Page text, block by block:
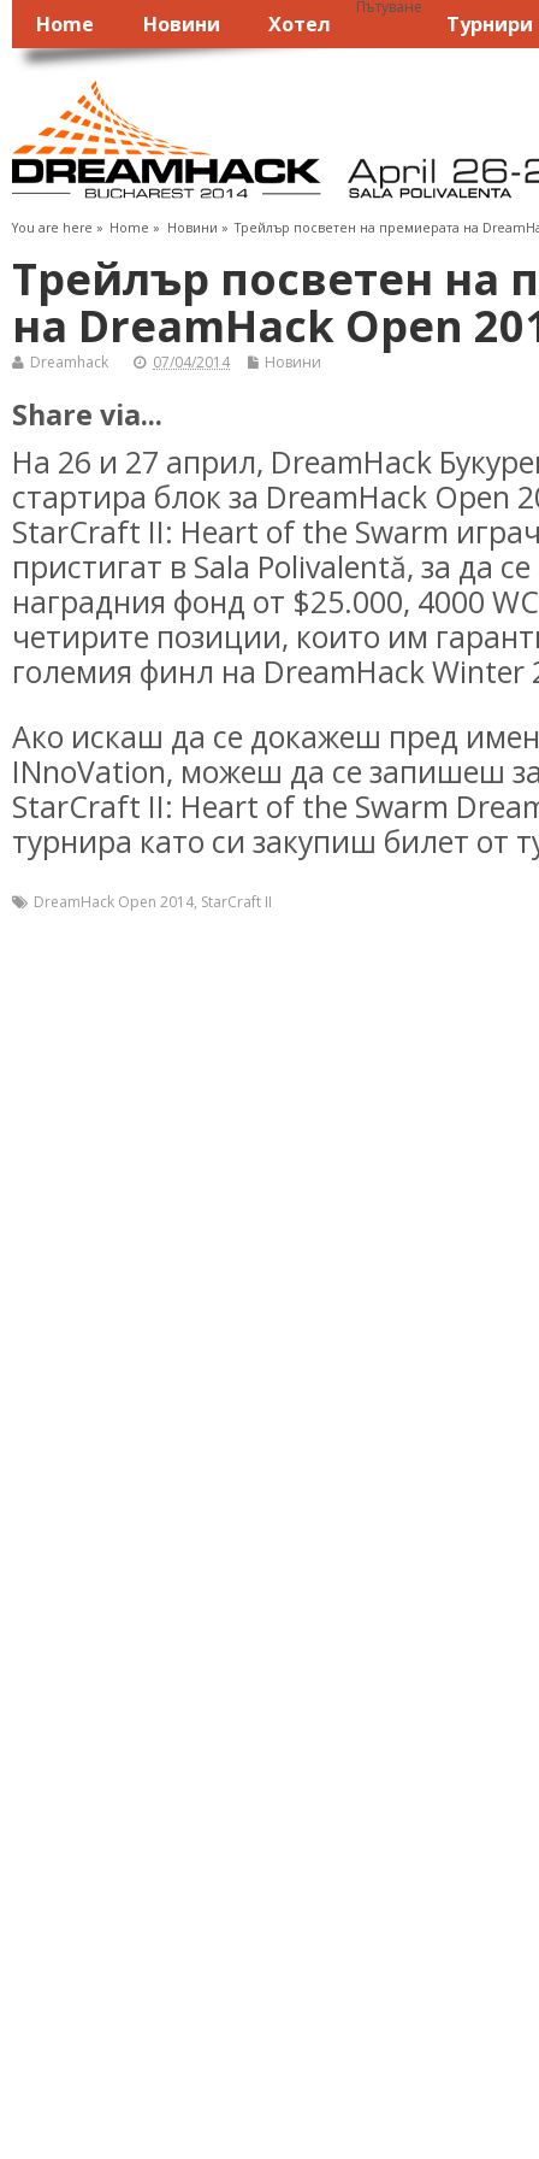
Home Новини Хотел
Пътуване
Турнири
You are here » Home » Новини » Трейлър посветен на премиерата на
Трейлър посветен на
на DreamHack Open
Dreamhack 07/04/2014 Новини
Share via...
На 26 и 27 април, DreamHack
стартира блок за DreamHack Open
StarCraft II: Heart of the Swarm
пристигат в Sala Polivalentă, за да
наградния фонд от $25.000, 4000
четирите позиции, които им
големия финл на DreamHack Winter
Ако искаш да се докажеш пред
INnoVation, можеш да се запишеш
StarCraft II: Heart of the Swarm
турнира като си закупиш билет от
DreamHack Open 2014, StarCraft II